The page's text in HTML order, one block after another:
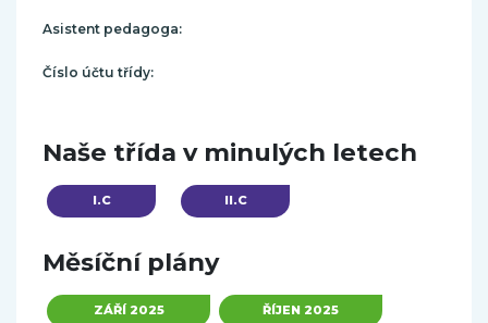
Asistent pedagoga:
Číslo účtu třídy:
Naše třída v minulých letech
I.C II.C
Měsíční plány
ZÁŘÍ 2025 ŘÍJEN 2025